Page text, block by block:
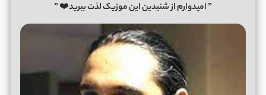
” امیدوارم از شنیدین این موزیک لذت ببرید❤️ ”